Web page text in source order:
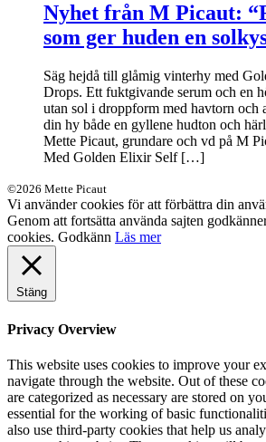
Nyhet från M Picaut:
som ger huden en
Säg hejdå till glåmig vinterhy med
Drops. Ett fuktgivande serum och en
utan sol i droppform med havtorn och
din hy både en gyllene hudton och
Mette Picaut, grundare och vd på M
Med Golden Elixir Self […]
©2026 Mette Picaut
Vi använder cookies för att förbättra din
Genom att fortsätta använda sajten
cookies. Godkänn Läs mer
Stäng
Privacy Overview
This website uses cookies to improve your
navigate through the website. Out of these
are categorized as necessary are stored on
essential for the working of basic
also use third-party cookies that help us